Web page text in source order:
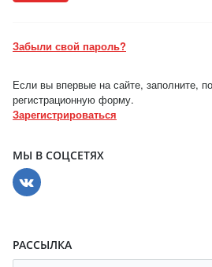
Забыли свой пароль?
Если вы впервые на сайте, заполните,
регистрационную форму.
Зарегистрироваться
МЫ В СОЦСЕТЯХ
РАССЫЛКА